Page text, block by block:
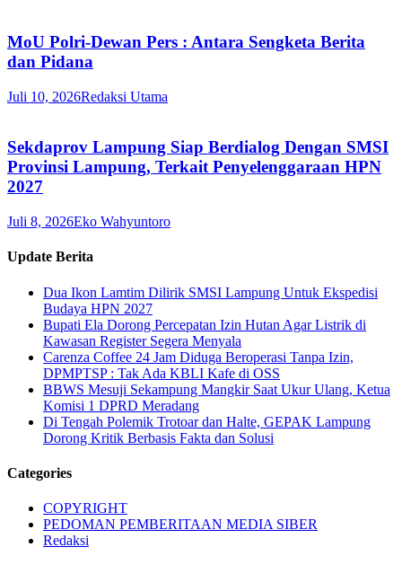
MoU Polri-Dewan Pers : Antara Sengketa Berita
dan Pidana
Juli 10, 2026Redaksi Utama
Sekdaprov Lampung Siap Berdialog Dengan SMSI
Provinsi Lampung, Terkait Penyelenggaraan HPN
2027
Juli 8, 2026Eko Wahyuntoro
Update Berita
Dua Ikon Lamtim Dilirik SMSI Lampung Untuk Ekspedisi
Budaya HPN 2027
Bupati Ela Dorong Percepatan Izin Hutan Agar Listrik di
Kawasan Register Segera Menyala
Carenza Coffee 24 Jam Diduga Beroperasi Tanpa Izin,
DPMPTSP : Tak Ada KBLI Kafe di OSS
BBWS Mesuji Sekampung Mangkir Saat Ukur Ulang, Ketua
Komisi 1 DPRD Meradang
Di Tengah Polemik Trotoar dan Halte, GEPAK Lampung
Dorong Kritik Berbasis Fakta dan Solusi
Categories
COPYRIGHT
PEDOMAN PEMBERITAAN MEDIA SIBER
Redaksi